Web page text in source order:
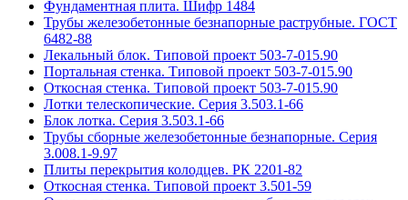
Фундаментная плита. Шифр 1484
Трубы железобетонные безнапорные раструбные. ГОСТ
6482-88
Лекальный блок. Типовой проект 503-7-015.90
Портальная стенка. Типовой проект 503-7-015.90
Откосная стенка. Типовой проект 503-7-015.90
Лотки телескопические. Серия 3.503.1-66
Блок лотка. Серия 3.503.1-66
Трубы сборные железобетонные безнапорные. Серия
3.008.1-9.97
Плиты перекрытия колодцев. РК 2201-82
Откосная стенка. Типовой проект 3.501-59